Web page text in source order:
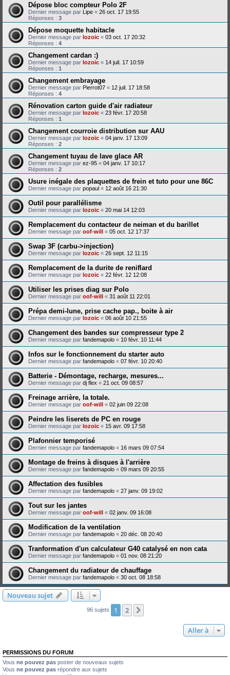
Dépose bloc compteur Polo 2F
Dernier message par Lipe « 26 oct. 17 19:55
Réponses : 3
Dépose moquette habitacle
Dernier message par lozoic « 03 oct. 17 20:32
Réponses : 4
Changement cardan :)
Dernier message par lozoic « 14 juil. 17 10:59
Réponses : 1
Changement embrayage
Dernier message par Pierrot07 « 12 juil. 17 18:58
Réponses : 4
Rénovation carton guide d'air radiateur
Dernier message par lozoic « 23 févr. 17 20:58
Réponses : 1
Changement courroie distribution sur AAU
Dernier message par lozoic « 04 janv. 17 13:09
Réponses : 2
Changement tuyau de lave glace AR
Dernier message par ez-95 « 04 janv. 17 10:17
Réponses : 2
Usure inégale des plaquettes de frein et tuto pour une 86C
Dernier message par popaul « 12 août 16 21:30
Outil pour parallélisme
Dernier message par lozoic « 20 mai 14 12:03
Remplacement du contacteur de neiman et du barillet
Dernier message par oof-will « 05 oct. 12 17:37
Swap 3F (carbu->injection)
Dernier message par lozoic « 26 sept. 12 11:15
Remplacement de la durite de reniflard
Dernier message par lozoic « 22 févr. 12 12:08
Utiliser les prises diag sur Polo
Dernier message par oof-will « 31 août 11 22:01
Prépa demi-lune, prise cache pap., boite à air
Dernier message par lozoic « 06 août 10 21:55
Changement des bandes sur compresseur type 2
Dernier message par fandemapolo « 10 févr. 10 11:44
Infos sur le fonctionnement du starter auto
Dernier message par fandemapolo « 07 févr. 10 20:40
Batterie - Démontage, recharge, mesures...
Dernier message par dj flex « 21 oct. 09 08:57
Freinage arrière, la totale.
Dernier message par oof-will « 02 juin 09 22:08
Peindre les liserets de PC en rouge
Dernier message par lozoic « 15 avr. 09 17:58
Plafonnier temporisé
Dernier message par fandemapolo « 16 mars 09 07:54
Montage de freins à disques à l'arrière
Dernier message par fandemapolo « 09 mars 09 20:55
Affectation des fusibles
Dernier message par fandemapolo « 27 janv. 09 19:02
Tout sur les jantes
Dernier message par oof-will « 02 janv. 09 16:08
Modification de la ventilation
Dernier message par fandemapolo « 20 déc. 08 20:40
Tranformation d'un calculateur G40 catalysé en non cata
Dernier message par fandemapolo « 01 nov. 08 21:20
Changement du radiateur de chauffage
Dernier message par fandemapolo « 30 oct. 08 18:58
Nouveau sujet
96 sujets 1 2
Aller à
PERMISSIONS DU FORUM
Vous ne pouvez pas poster de nouveaux sujets
Vous ne pouvez pas répondre aux sujets